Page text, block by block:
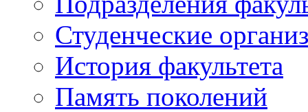
Студенческие
История факультета
Память поколений